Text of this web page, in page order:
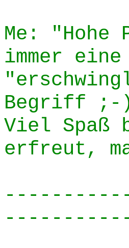
Me:
immer
Begriff ;-
Viel Spaß
erfreut,